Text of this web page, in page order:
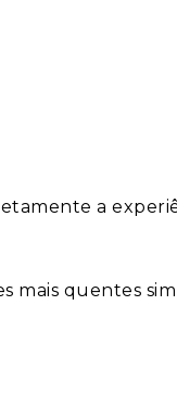
a
mais quentes